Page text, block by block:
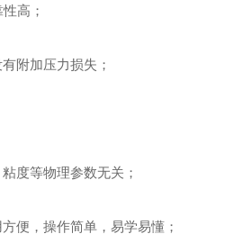
高；
附加压力损失；
度等物理参数无关；
，操作简单，易学易懂；